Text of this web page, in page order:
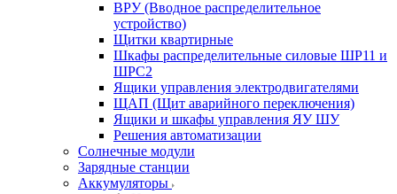
ВРУ (Вводное распределительное
устройство)
Щитки квартирные
Шкафы распределительные силовые ШР11 и
ШРС2
Ящики управления электродвигателями
ЩАП (Щит аварийного переключения)
Ящики и шкафы управления ЯУ ШУ
Решения автоматизации
Солнечные модули
Зарядные станции
Аккумуляторы